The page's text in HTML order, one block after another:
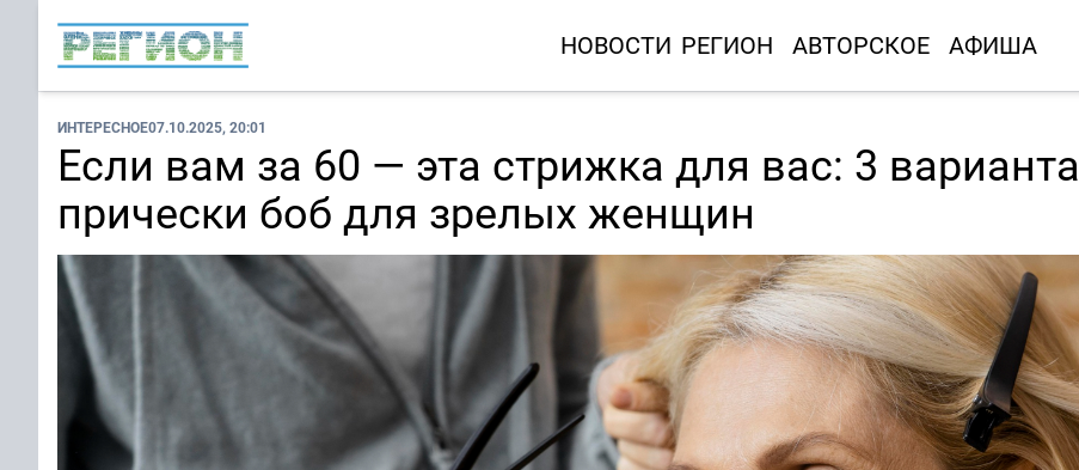
НОВОСТИ РЕГИОН АВТОРСКОЕ АФИША
ИНТЕРЕСНОЕ07.10.2025, 20:01
Если вам за 60 — эта стрижка для вас: 3 варианта
прически боб для зрелых женщин